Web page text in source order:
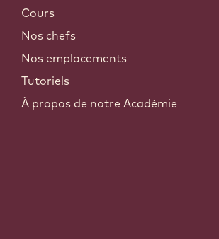
Cours
Nos chefs
Nos emplacements
Tutoriels
À propos de notre Académie